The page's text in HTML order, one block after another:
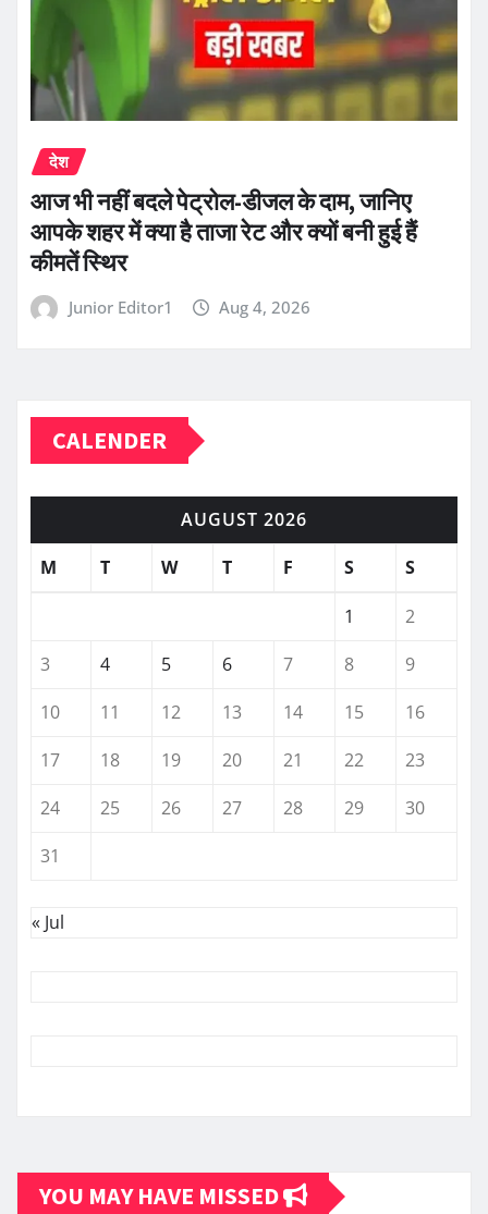
देश
आज भी नहीं बदले पेट्रोल-डीजल के दाम, जानिए
आपके शहर में क्या है ताजा रेट और क्यों बनी हुई हैं
कीमतें स्थिर
Junior Editor1 Aug 4, 2026
CALENDER
AUGUST 2026
M
T W T F S S
1
2
3
4 5 6 7 8
9
10
11 12 13 14 15
16
17
18 19 20 21 22
23
24
25 26 27 28 29
30
31
« Jul
YOU MAY HAVE MISSED